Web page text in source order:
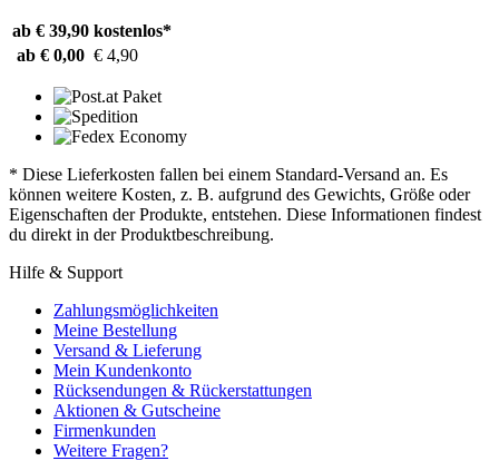
ab € 39,90 kostenlos*
ab € 0,00 € 4,90
* Diese Lieferkosten fallen bei einem Standard-Versand an. Es
können weitere Kosten, z. B. aufgrund des Gewichts, Größe oder
Eigenschaften der Produkte, entstehen. Diese Informationen findest
du direkt in der Produktbeschreibung.
Hilfe & Support
Zahlungsmöglichkeiten
Meine Bestellung
Versand & Lieferung
Mein Kundenkonto
Rücksendungen & Rückerstattungen
Aktionen & Gutscheine
Firmenkunden
Weitere Fragen?